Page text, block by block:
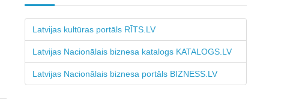
Latvijas kultūras portāls RĪTS.LV
Latvijas Nacionālais biznesa katalogs KATALOGS.LV
Latvijas Nacionālais biznesa portāls BIZNESS.LV